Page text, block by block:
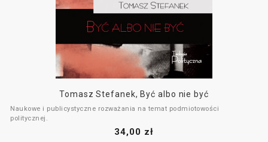
Tomasz Stefanek, Być albo nie być
Naukowe i publicystyczne rozważania na temat podmiotowości
politycznej.
Książka stanowi zbiór tekstów pisanych na przestrzeni kilku lat. Łączące
34,00 zł